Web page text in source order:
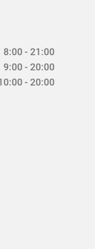
8:00 - 21:00
9:00 - 20:00
- 20:00